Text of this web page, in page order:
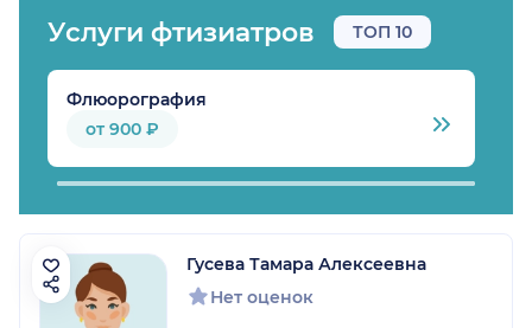
Услуги фтизиатров ТОП 10
Флюорография
от 900 ₽
Гусева Тамара Алексеевна
Нет оценок